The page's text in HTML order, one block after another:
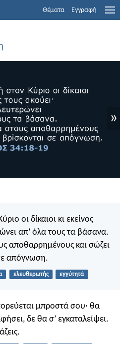
Θέματα Εγγραφή
»
οι δίκαιοι κι εκείνος
απ’ όλα τους τα βάσανα.
αποθαρρημένους και σώζει
απόγνωση.
ελευθερωτής εγγύτητά
μπροστά σου· θα
δε θα σ’ εγκαταλείψει.